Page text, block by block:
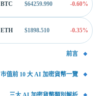
BTC $64259.990 -0.60%
ETH $1898.510 -0.35%
前言
市值前 10 大 AI 加密貨幣一覽